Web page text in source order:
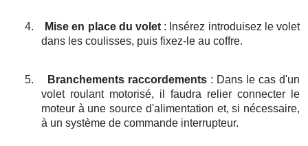
4. Mise en place du volet: Insérez introduisez le volet
dans les coulisses, puis fixez-le au coffre.
5. Branchements raccordements : Dans le cas d'un
volet roulant motorisé, il faudra relier connecter le
moteur à une source d'alimentation et, si nécessaire,
à un système de commande interrupteur.